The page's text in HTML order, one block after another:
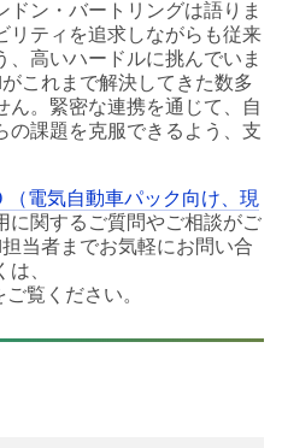
ン・バートリングは語りま
リティを追求しながらも従来
高いハードルに挑んでいま
これまで解決してきた数多
ん。緊密な連携を通じて、自
の課題を克服できるよう、支
電気自動車パック向け、現
に関するご質問やご相談がご
当者までお気軽にお問い合
、
ご覧ください。